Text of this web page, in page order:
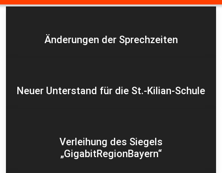
Änderungen der Sprechzeiten
Neuer Unterstand für die St.-Kilian-Schule
Verleihung des Siegels
„GigabitRegionBayern“